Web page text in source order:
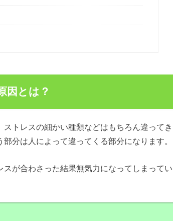
因とは？
トレスの細かい種類などはもちろん違ってき
分は人によって違ってくる部分になります。
が合わさった結果無気力になってしまってい